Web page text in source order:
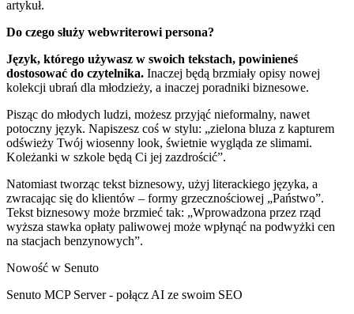
artykuł.
Do czego służy webwriterowi persona?
Język, którego używasz w swoich tekstach, powinieneś
dostosować do czytelnika. Inaczej będą brzmiały opisy nowej
kolekcji ubrań dla młodzieży, a inaczej poradniki biznesowe.
Pisząc do młodych ludzi, możesz przyjąć nieformalny, nawet
potoczny język. Napiszesz coś w stylu: „zielona bluza z kapturem
odświeży Twój wiosenny look, świetnie wygląda ze slimami.
Koleżanki w szkole będą Ci jej zazdrościć”.
Natomiast tworząc tekst biznesowy, użyj literackiego języka, a
zwracając się do klientów – formy grzecznościowej „Państwo”.
Tekst biznesowy może brzmieć tak: „Wprowadzona przez rząd
wyższa stawka opłaty paliwowej może wpłynąć na podwyżki cen
na stacjach benzynowych”.
Nowość w Senuto
Senuto MCP Server - połącz AI ze swoim SEO